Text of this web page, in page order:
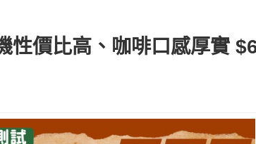
價比高、咖啡口感厚實